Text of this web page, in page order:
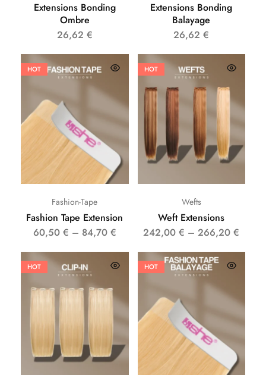
Extensions Bonding
Ombre
26,62 €
Extensions Bonding
Balayage
26,62€
HOT
Fashion-Tape
Fashion Tape Extension
60,50 € – 84,70 €
HOT
Wefts
Weft Extensions
242,00€ –266,20€
HOT HOT